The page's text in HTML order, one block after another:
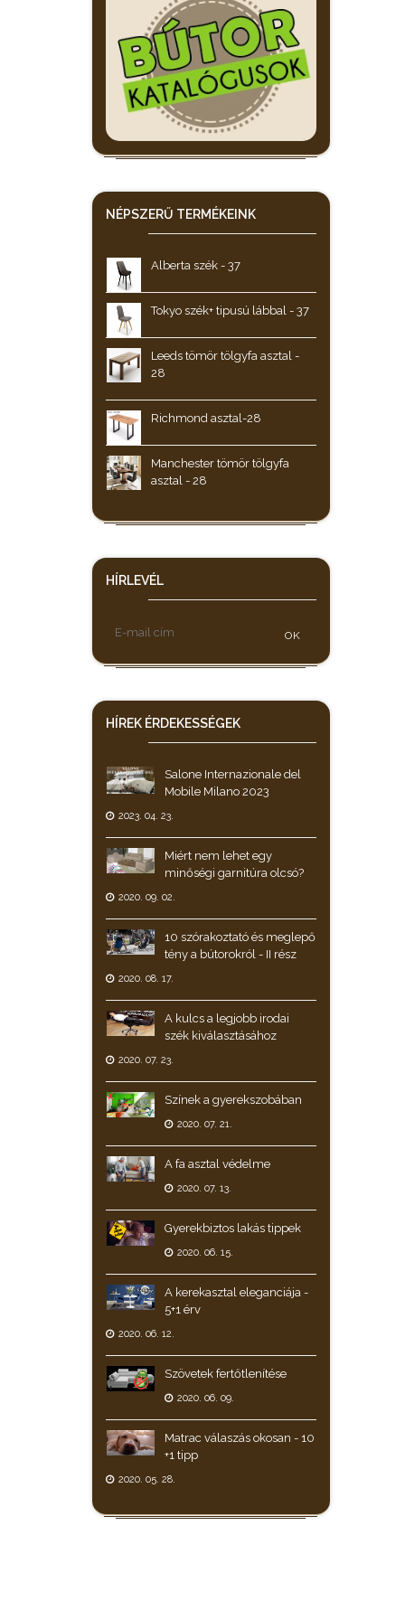
NÉPSZERŰ TERMÉKEINK
Alberta szék - 37
Tokyo szék+ tipusú lábbal - 37
Leeds tömör tölgyfa asztal -
28
Richmond asztal-28
Manchester tömör tölgyfa
asztal - 28
HÍRLEVÉL
OK
HÍREK ÉRDEKESSÉGEK
Salone Internazionale del
Mobile Milano 2023
2023. 04. 23.
Miért nem lehet egy
minőségi garnitúra olcsó?
2020. 09. 02.
10 szórakoztató és meglepő
tény a bútorokról - II rész
2020. 08. 17.
A kulcs a legjobb irodai
szék kiválasztásához
2020. 07. 23.
Színek a gyerekszobában
2020. 07. 21.
A fa asztal védelme
2020. 07. 13.
Gyerekbiztos lakás tippek
2020. 06. 15.
A kerekasztal eleganciája -
5+1 érv
2020. 06. 12.
Szövetek fertőtlenítése
2020. 06. 09.
Matrac válaszás okosan - 10
+1 tipp
2020. 05. 28.